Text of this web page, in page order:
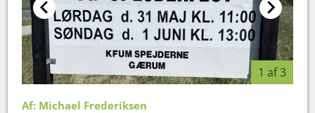
1 af 3
Af: Michael Frederiksen